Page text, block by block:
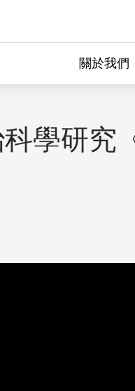
關於我們
學研究